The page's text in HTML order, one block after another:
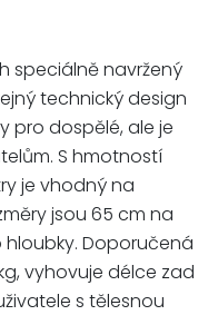
speciálně navržený
technický design
pro dospělé, ale je
S hmotností
je vhodný na
jsou 65 cm na
hloubky. Doporučená
vyhovuje délce zad
s tělesnou